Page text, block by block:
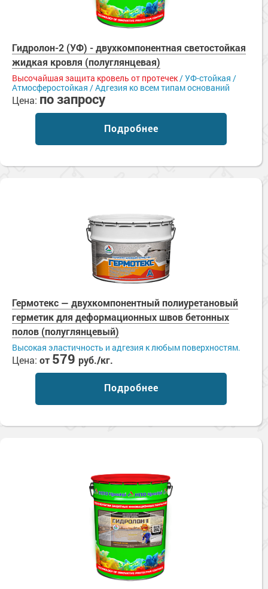
Гидролон-2 (УФ) - двухкомпонентная светостойкая
жидкая кровля (полуглянцевая)
Высочайшая защита кровель от протечек/ УФ-стойкая /
Атмосферостойкая / Адгезия ко всем типам оснований
Цена: по запросу
Подробнее
Гермотекс — двухкомпонентный полиуретановый
герметик для деформационных швов бетонных
полов (полуглянцевый)
Высокая эластичность и адгезия к любым поверхностям.
Цена: от 579 руб./кг.
Подробнее